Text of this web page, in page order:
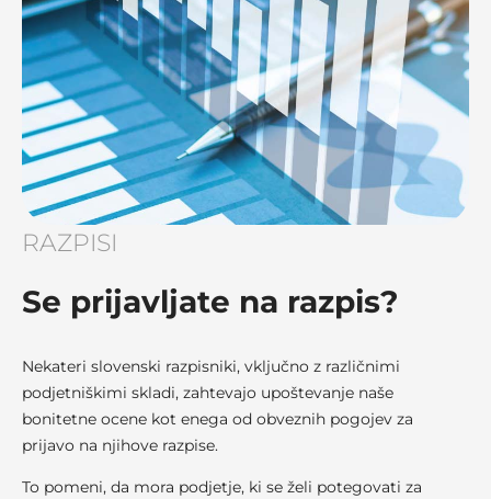
RAZPISI
Se prijavljate na razpis?
Nekateri slovenski razpisniki, vključno z različnimi
podjetniškimi skladi, zahtevajo upoštevanje naše
bonitetne ocene kot enega od obveznih pogojev za
prijavo na njihove razpise.
To pomeni, da mora podjetje, ki se želi potegovati za